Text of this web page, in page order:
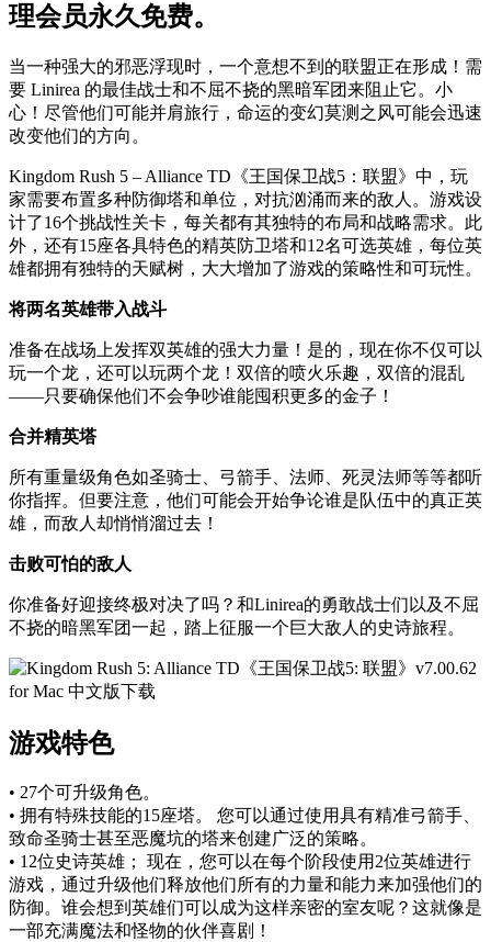
理会员永久免费。
当一种强大的邪恶浮现时，一个意想不到的联盟正在形成！需
要 Linirea 的最佳战士和不屈不挠的黑暗军团来阻止它。小
心！尽管他们可能并肩旅行，命运的变幻莫测之风可能会迅速
改变他们的方向。
Kingdom Rush 5 – Alliance TD《王国保卫战5：联盟》中，玩
家需要布置多种防御塔和单位，对抗汹涌而来的敌人。游戏设
计了16个挑战性关卡，每关都有其独特的布局和战略需求。此
外，还有15座各具特色的精英防卫塔和12名可选英雄，每位英
雄都拥有独特的天赋树，大大增加了游戏的策略性和可玩性。
将两名英雄带入战斗
准备在战场上发挥双英雄的强大力量！是的，现在你不仅可以
玩一个龙，还可以玩两个龙！双倍的喷火乐趣，双倍的混乱
——只要确保他们不会争吵谁能囤积更多的金子！
合并精英塔
所有重量级角色如圣骑士、弓箭手、法师、死灵法师等等都听
你指挥。但要注意，他们可能会开始争论谁是队伍中的真正英
雄，而敌人却悄悄溜过去！
击败可怕的敌人
你准备好迎接终极对决了吗？和Linirea的勇敢战士们以及不屈
不挠的暗黑军团一起，踏上征服一个巨大敌人的史诗旅程。
游戏特色
• 27个可升级角色。
• 拥有特殊技能的15座塔。 您可以通过使用具有精准弓箭手、
致命圣骑士甚至恶魔坑的塔来创建广泛的策略。
• 12位史诗英雄； 现在，您可以在每个阶段使用2位英雄进行
游戏，通过升级他们释放他们所有的力量和能力来加强他们的
防御。谁会想到英雄们可以成为这样亲密的室友呢？这就像是
一部充满魔法和怪物的伙伴喜剧！